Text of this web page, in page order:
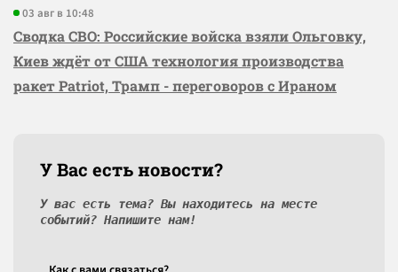
03 авг в 10:48
Сводка СВО: Российские войска взяли Ольговку,
Киев ждёт от США технология производства
ракет Patriot, Трамп - переговоров с Ираном
У Вас есть новости?
У вас есть тема? Вы находитесь на месте
событий? Напишите нам!